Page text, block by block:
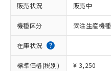
販売状況 販売中
機種区分 受注生産機種
在庫状況
標準価格(税別) ¥ 3,250